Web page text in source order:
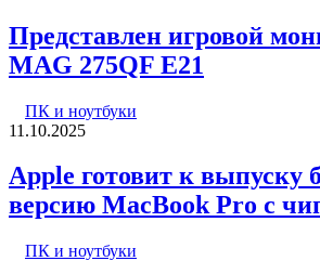
Представлен игровой
MAG 275QF E21
ПК и ноутбуки
11.10.2025
Apple готовит к выпуску
версию MacBook Pro с
ПК и ноутбуки